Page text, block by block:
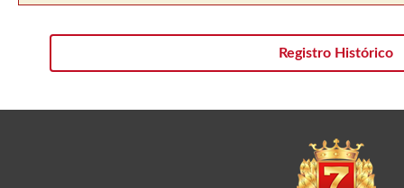
Registro Histórico